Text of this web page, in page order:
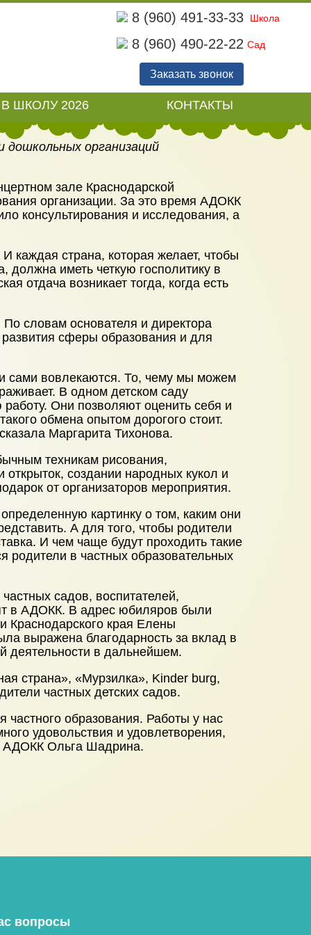
8 (960) 491-33-33 Школа
8 (960) 490-22-22 Сад
Заказать звонок
ШКОЛУ 2026 КОНТАКТЫ
дошкольных организаций
зале Краснодарской
организации. За это время АДОКК
консультирования и исследования, а
каждая страна, которая желает, чтобы
должна иметь четкую госполитику в
отдача возникает тогда, когда есть
словам основателя и директора
сферы образования и для
сами вовлекаются. То, чему мы можем
В одном детском саду
Они позволяют оценить себя и
обмена опытом дорогого стоит.
Маргарита Тихонова.
техникам рисования,
открыток, создании народных кукол и
от организаторов мероприятия.
картинку о том, каким они
А для того, чтобы родители
И чем чаще будут проходить такие
родители в частных образовательных
садов, воспитателей,
в АДОКК. В адрес юбиляров были
Краснодарского края Елены
выражена благодарность за вклад в
деятельности в дальнейшем.
страна», «Мурзилка», Kinder burg,
частных детских садов.
образования. Работы у нас
удовольствия и удовлетворения,
АДОКК Ольга Шадрина.
вопросы